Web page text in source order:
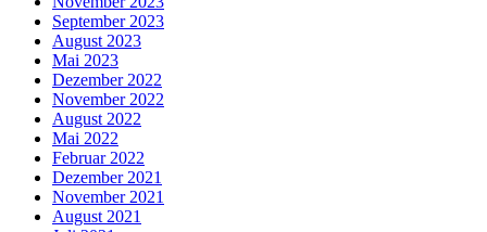
September 2023
August 2023
Mai 2023
Dezember 2022
November 2022
August 2022
Mai 2022
Februar 2022
Dezember 2021
November 2021
August 2021